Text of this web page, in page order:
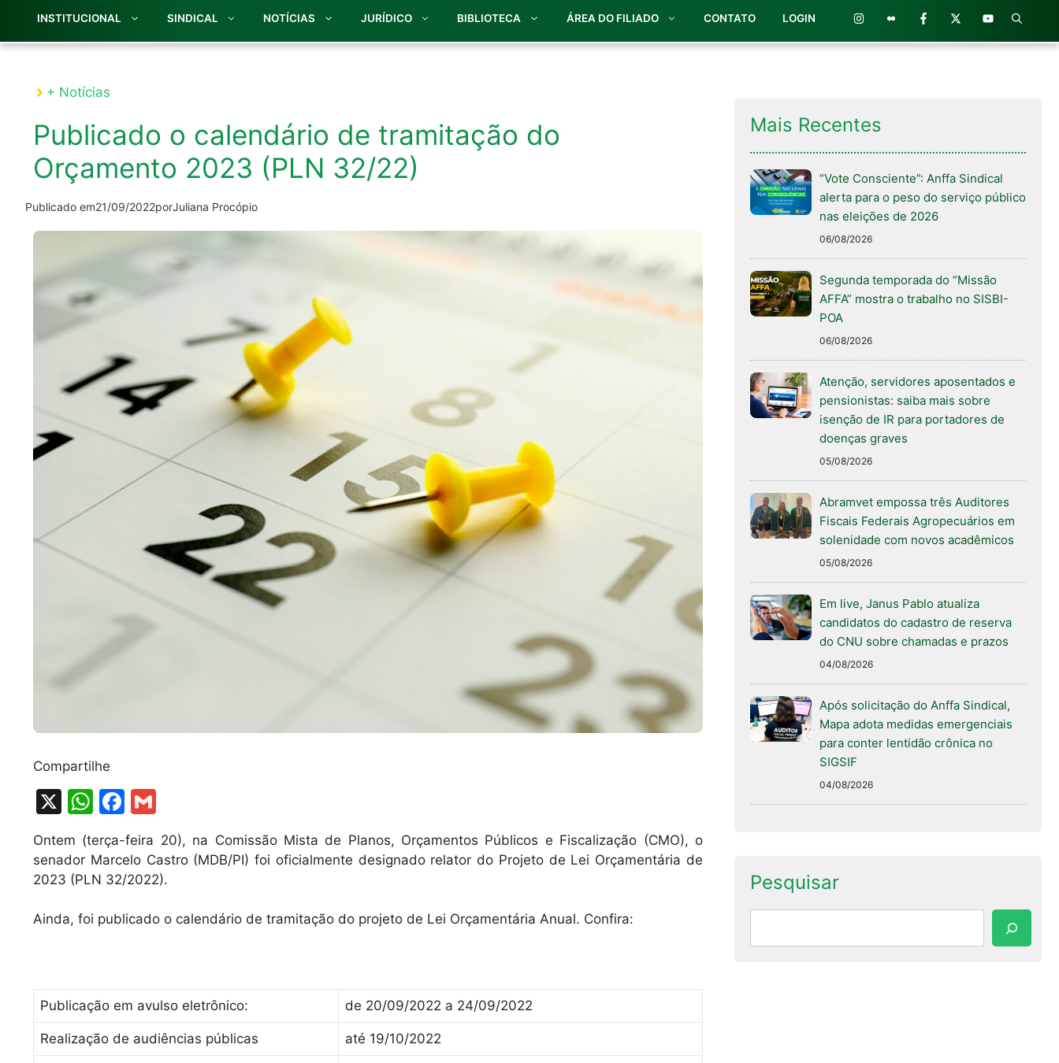
INSTITUCIONAL SINDICAL NOTÍCIAS JURÍDICO BIBLIOTECA ÁREA DO FILIADO CONTATO LOGIN
+ Notícias
Publicado o calendário de tramitação do
Orçamento 2023 (PLN 32/22)
Publicado em21/09/2022porJuliana Procópio
Compartilhe
X
W
at
s
p
F
a
c
e
o
m
ai
l
Ontem (terça-feira 20), na Comissão Mista de Planos, Orçamentos Públicos e Fiscalização (CMO), o
senador Marcelo Castro (MDB/PI) foi oficialmente designado relator do Projeto de Lei Orçamentária de
2023 (PLN 32/2022).
Ainda, foi publicado o calendário de tramitação do projeto de Lei Orçamentária Anual. Confira:
Publicação em avulso eletrônico: de 20/09/2022 a 24/09/2022
Realização de audiências públicas até 19/10/2022
Mais Recentes
“Vote Consciente”: Anffa Sindical
alerta para o peso do serviço público
nas eleições de 2026
06/08/2026
Segunda temporada do “Missão
AFFA” mostra o trabalho no SISBI-
POA
06/08/2026
Atenção, servidores aposentados e
pensionistas: saiba mais sobre
isenção de IR para portadores de
doenças graves
05/08/2026
Abramvet empossa três Auditores
Fiscais Federais Agropecuários em
solenidade com novos acadêmicos
05/08/2026
Em live, Janus Pablo atualiza
candidatos do cadastro de reserva
do CNU sobre chamadas e prazos
04/08/2026
Após solicitação do Anffa Sindical,
Mapa adota medidas emergenciais
para conter lentidão crônica no
SIGSIF
04/08/2026
Pesquisar